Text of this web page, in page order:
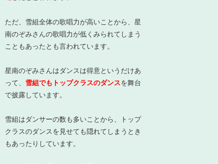
ただ、雪組全体の歌唱力が高いことから、星
南のぞみさんの歌唱力が低くみられてしまう
こともあった とも言われています。
星南のぞみさんはダンスは得意というだけあ
って、 雪組でもトップクラスのダンスを舞台
で披露しています。
雪組はダンサーの数も多いことから、トップ
クラスのダンスを見せても隠れてしまうとき
もあったりしています。